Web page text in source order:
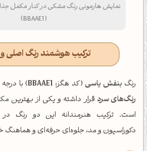
نمایش هارمونی رنگ مشکی در کنار مکمل
(BBAAE1)
ترکیب هوشمند رنگ اصلی
رنگ بنفش یاسی(کد هگز: BBAAE1) با درجه Hue برابر 259، در گروه
رنگ‌های سرد قرار داشته و یکی از بهترین
است. ترکیب هنرمندانه این دو رنگ در
دکوراسیون و مد، جلوه‌ای حرفه‌ای و هماهنگ